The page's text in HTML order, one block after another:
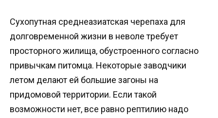
Сухопутная среднеазиатская черепаха для
долговременной жизни в неволе требует
просторного жилища, обустроенного согласно
привычкам питомца. Некоторые заводчики
летом делают ей большие загоны на
придомовой территории. Если такой
возможности нет, все равно рептилию надо